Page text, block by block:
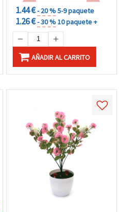
1.44 €- 20 %5-9 paquete
1.26 €- 30 %10 paquete +
AÑADIR AL CARRITO